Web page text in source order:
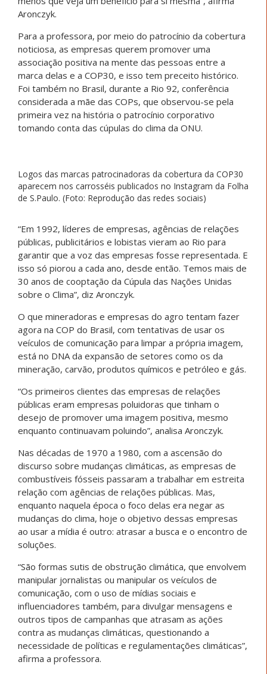
Aronczyk.
Para a professora, por meio do patrocínio da cobertura
noticiosa, as empresas querem promover uma
associação positiva na mente das pessoas entre a
marca delas e a COP30, e isso tem preceito histórico.
Foi também no Brasil, durante a Rio 92, conferência
considerada a mãe das COPs, que observou-se pela
primeira vez na história o patrocínio corporativo
tomando conta das cúpulas do clima da ONU.
Logos das marcas patrocinadoras da cobertura da COP30
aparecem nos carrosséis publicados no Instagram da Folha
de S.Paulo. (Foto: Reprodução das redes sociais)
“Em 1992, líderes de empresas, agências de relações
públicas, publicitários e lobistas vieram ao Rio para
garantir que a voz das empresas fosse representada. E
isso só piorou a cada ano, desde então. Temos mais de
30 anos de cooptação da Cúpula das Nações Unidas
sobre o Clima”, diz Aronczyk.
O que mineradoras e empresas do agro tentam fazer
agora na COP do Brasil, com tentativas de usar os
veículos de comunicação para limpar a própria imagem,
está no DNA da expansão de setores como os da
mineração, carvão, produtos químicos e petróleo e gás.
“Os primeiros clientes das empresas de relações
públicas eram empresas poluidoras que tinham o
desejo de promover uma imagem positiva, mesmo
enquanto continuavam poluindo”, analisa Aronczyk.
Nas décadas de 1970 a 1980, com a ascensão do
discurso sobre mudanças climáticas, as empresas de
combustíveis fósseis passaram a trabalhar em estreita
relação com agências de relações públicas. Mas,
enquanto naquela época o foco delas era negar as
mudanças do clima, hoje o objetivo dessas empresas
ao usar a mídia é outro: atrasar a busca e o encontro de
soluções.
“São formas sutis de obstrução climática, que envolvem
manipular jornalistas ou manipular os veículos de
comunicação, com o uso de mídias sociais e
influenciadores também, para divulgar mensagens e
outros tipos de campanhas que atrasam as ações
contra as mudanças climáticas, questionando a
necessidade de políticas e regulamentações climáticas”,
afirma a professora.